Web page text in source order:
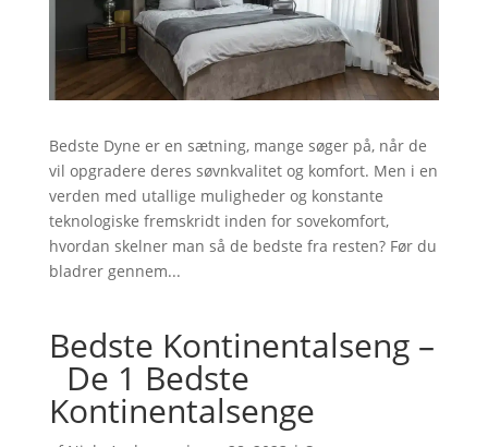
Bedste Dyne er en sætning, mange søger på, når de
vil opgradere deres søvnkvalitet og komfort. Men i en
verden med utallige muligheder og konstante
teknologiske fremskridt inden for sovekomfort,
hvordan skelner man så de bedste fra resten? Før du
bladrer gennem...
Bedste Kontinentalseng –
De 1 Bedste
Kontinentalsenge